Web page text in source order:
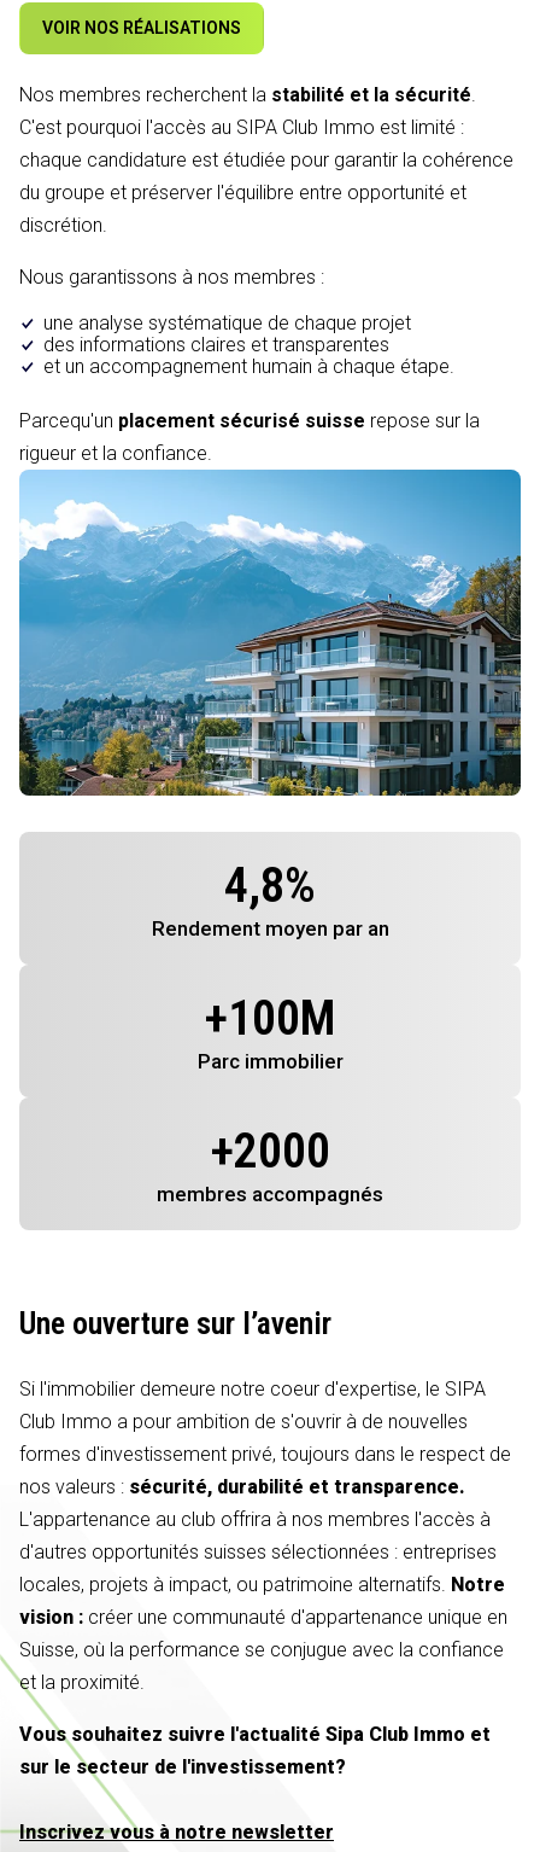
VOIR NOS RÉALISATIONS
Nos membres recherchent la stabilité et la sécurité.
C'est pourquoi l'accès au SIPA Club Immo est limité :
chaque candidature est étudiée pour garantir la cohérence
du groupe et préserver l'équilibre entre opportunité et
discrétion.
Nous garantissons à nos membres :
une analyse systématique de chaque projet
des informations claires et transparentes
et un accompagnement humain à chaque étape.
Parcequ'un placement sécurisé suisse repose sur la
rigueur et la confiance.
4,8%
Rendement moyen par an
+100M
Parc immobilier
+2000
membres accompagnés
Une ouverture sur l’avenir
Si l'immobilier demeure notre coeur d'expertise, le SIPA
Club Immo a pour ambition de s'ouvrir à de nouvelles
formes d'investissement privé, toujours dans le respect de
nos valeurs : sécurité, durabilité et transparence.
L'appartenance au club offrira à nos membres l'accès à
d'autres opportunités suisses sélectionnées : entreprises
locales, projets à impact, ou patrimoine alternatifs. Notre
vision : créer une communauté d'appartenance unique en
Suisse, où la performance se conjugue avec la confiance
et la proximité.
Vous souhaitez suivre l'actualité Sipa Club Immo et
sur le secteur de l'investissement?
Inscrivez vous à notre newsletter